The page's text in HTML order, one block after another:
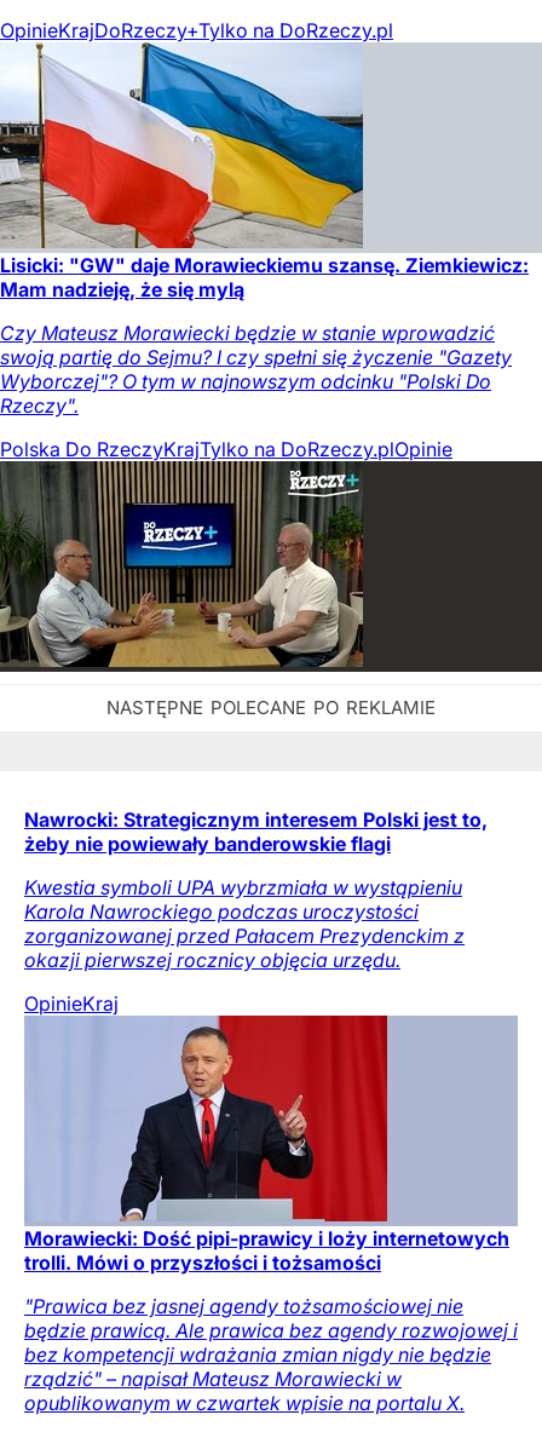
OpinieKrajDoRzeczy+Tylko na DoRzeczy.pl
Lisicki: "GW" daje Morawieckiemu szansę. Ziemkiewicz:
Mam nadzieję, że się mylą
Czy Mateusz Morawiecki będzie w stanie wprowadzić
swoją partię do Sejmu? I czy spełni się życzenie "Gazety
Wyborczej"? O tym w najnowszym odcinku "Polski Do
Rzeczy".
Polska Do RzeczyKrajTylko na DoRzeczy.plOpinie
Nawrocki: Strategicznym interesem Polski jest to,
żeby nie powiewały banderowskie flagi
Kwestia symboli UPA wybrzmiała w wystąpieniu
Karola Nawrockiego podczas uroczystości
zorganizowanej przed Pałacem Prezydenckim z
okazji pierwszej rocznicy objęcia urzędu.
OpinieKraj
Morawiecki: Dość pipi-prawicy i loży internetowych
trolli. Mówi o przyszłości i tożsamości
"Prawica bez jasnej agendy tożsamościowej nie
będzie prawicą. Ale prawica bez agendy rozwojowej i
bez kompetencji wdrażania zmian nigdy nie będzie
rządzić" – napisał Mateusz Morawiecki w
opublikowanym w czwartek wpisie na portalu X.